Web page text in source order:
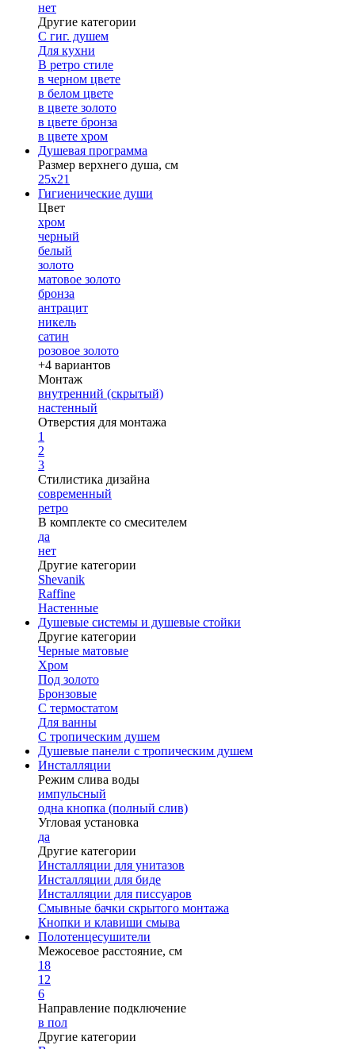
нет
Другие категории
С гиг. душем
Для кухни
В ретро стиле
в черном цвете
в белом цвете
в цвете золото
в цвете бронза
в цвете хром
Душевая программа
Размер верхнего душа, см
25х21
Гигиенические души
Цвет
хром
черный
белый
золото
матовое золото
бронза
антрацит
никель
сатин
розовое золото
+4 вариантов
Монтаж
внутренний (скрытый)
настенный
Отверстия для монтажа
1
2
3
Стилистика дизайна
современный
ретро
В комплекте со смесителем
да
нет
Другие категории
Shevanik
Raffine
Настенные
Душевые системы и душевые стойки
Другие категории
Черные матовые
Хром
Под золото
Бронзовые
С термостатом
Для ванны
С тропическим душем
Душевые панели с тропическим душем
Инсталляции
Режим слива воды
импульсный
одна кнопка (полный слив)
Угловая установка
да
Другие категории
Инсталляции для унитазов
Инсталляции для биде
Инсталляции для писсуаров
Смывные бачки скрытого монтажа
Кнопки и клавиши смыва
Полотенцесушители
Межосевое расстояние, см
18
12
6
Направление подключение
в пол
Другие категории